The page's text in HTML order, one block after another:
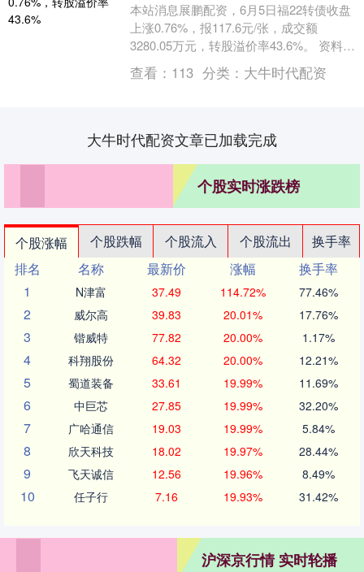
本站消息展鹏配资，6月5日福22转债收盘
上涨0.76%，报117.6元/张，成交额
3280.05万元，转股溢价率43.6%。 资料显
示，福22转债信用级别为“A....
查看： 113 分类： 大牛时代配资
大牛时代配资文章已加载完成
个股实时涨跌榜
个股涨幅 个股跌幅 个股流入 个股流出
换手率
排名
名称 最新价 涨幅
换手率
1
N津富 37.49 114.72% 77.46%
2 威尔高 39.83 20.01% 17.76%
3 锴威特 77.82 20.00% 1.17%
4 科翔股份 64.32 20.00% 12.21%
5 蜀道装备 33.61 19.99% 11.69%
6 中巨芯 27.85 19.99% 32.20%
7 广哈通信 19.03 19.99% 5.84%
8 欣天科技 18.02 19.97% 28.44%
9 飞天诚信 12.56 19.96% 8.49%
10 任子行 7.16 19.93% 31.42%
沪深京行情 实时轮播